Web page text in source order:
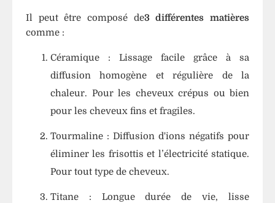
PERRUQUES
SYNTHÉTIQUES
Il peut être composé de3 différentes matières
comme :
Céramique : Lissage facile grâce à sa
diffusion homogène et régulière de la
chaleur. Pour les cheveux crépus ou bien
pour les cheveux fins et fragiles.
Tourmaline : Diffusion d'ions négatifs pour
éliminer les frisottis et l’électricité statique.
Pour tout type de cheveux.
Titane : Longue durée de vie, lisse